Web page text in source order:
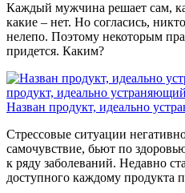
Каждый мужчина решает сам,
какие – нет. Но согласись,
нелепо. Поэтому некоторым
придется. Каким?
продукт, идеально
Назван продукт, идеально
Стрессовые ситуации
самочувствие, бьют по
к ряду заболеваний. Недавно
доступного каждому продукта